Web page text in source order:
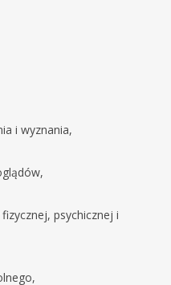
i wyznania,
psychicznej i